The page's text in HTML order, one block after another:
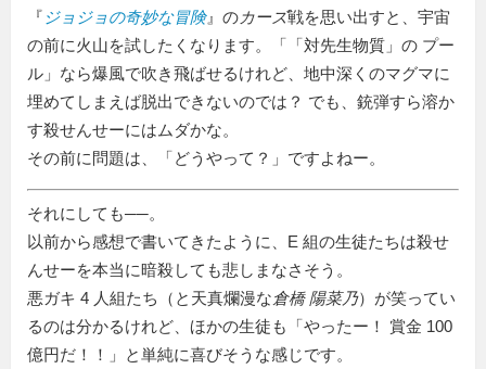
『 ジョジョの奇妙な冒険』のカーズ戦を思い出すと、宇宙
の前に火山を試したくなります。「
対先生物質
の プー
ル」なら爆風で吹き飛ばせるけれど、地中深くのマグマに
埋めてしまえば脱出できないのでは？ でも、銃弾すら溶か
す殺せんせーにはムダかな。
その前に問題は、「どうやって？」ですよねー。
それにしても──。
以前から感想で書いてきたように、E 組の生徒たちは殺せ
んせーを本当に暗殺しても悲しまなさそう。
悪ガキ 4 人組たち（と天真爛漫な倉橋 陽菜乃）が笑ってい
るのは分かるけれど、ほかの生徒も「やったー！ 賞金 100
億円だ！！」と単純に喜びそうな感じです。